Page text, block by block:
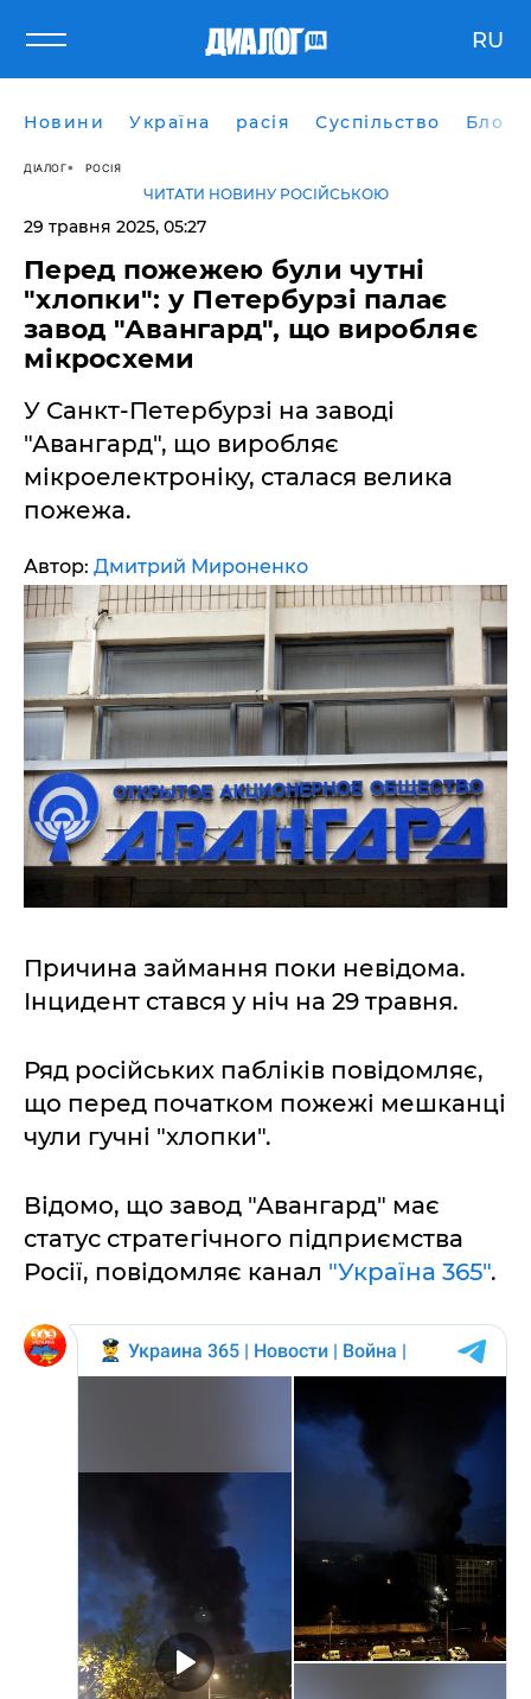
RU
Новини Україна расія Суспільство Блоги
ДІАЛОГ РОСІЯ
ЧИТАТИ НОВИНУ РОСІЙСЬКОЮ
29 травня 2025, 05:27
Перед пожежею були чутні
"хлопки": у Петербурзі палає
завод "Авангард", що виробляє
мікросхеми
У Санкт-Петербурзі на заводі
"Авангард", що виробляє
мікроелектроніку, сталася велика
пожежа.
Автор: Дмитрий Мироненко
Причина займання поки невідома.
Інцидент стався у ніч на 29 травня.
Ряд російських пабліків повідомляє,
що перед початком пожежі мешканці
чули гучні "хлопки".
Відомо, що завод "Авангард" має
статус стратегічного підприємства
Росії, повідомляє канал "Україна 365".